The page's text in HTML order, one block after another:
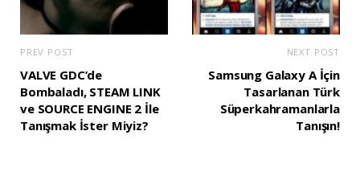
PREV POST
VALVE GDC’de
Bombaladı, STEAM LINK
ve SOURCE ENGINE 2 İle
Tanışmak İster Miyiz?
NEXT POST
Samsung Galaxy A İçin
Tasarlanan Türk
Süperkahramanlarla
Tanışın!